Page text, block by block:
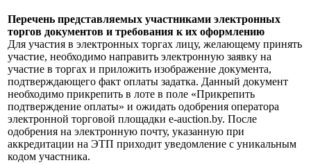
Перечень представляемых участниками электронных
торгов документов и требования к их оформлению
Для участия в электронных торгах лицу, желающему принять
участие, необходимо направить электронную заявку на
участие в торгах и приложить изображение документа,
подтверждающего факт оплаты задатка. Данный документ
необходимо прикрепить в лоте в поле «Прикрепить
подтверждение оплаты» и ожидать одобрения оператора
электронной торговой площадки e-auction.by. После
одобрения на электронную почту, указанную при
аккредитации на ЭТП приходит уведомление с уникальным
кодом участника.